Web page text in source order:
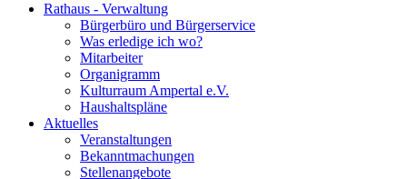
Rathaus - Verwaltung
Bürgerbüro und Bürgerservice
Was erledige ich wo?
Mitarbeiter
Organigramm
Kulturraum Ampertal e.V.
Haushaltspläne
Aktuelles
Veranstaltungen
Bekanntmachungen
Stellenangebote